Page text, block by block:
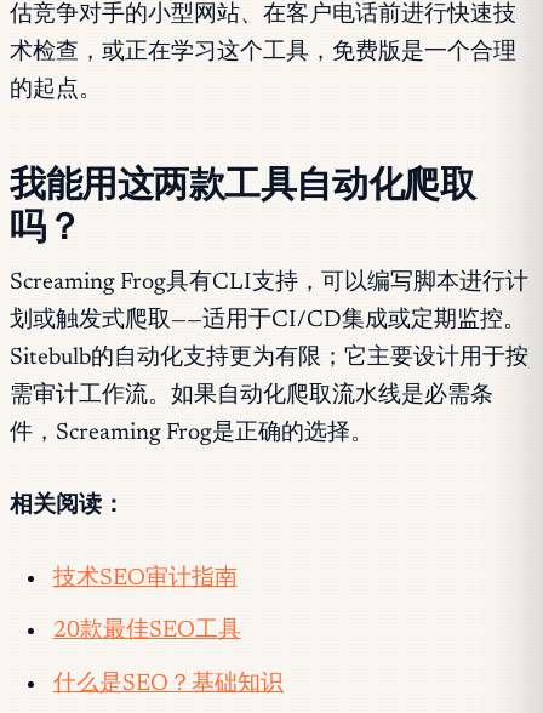
估竞争对手的小型网站、在客户电话前进行快速技
术检查，或正在学习这个工具，免费版是一个合理
的起点。
我能用这两款工具自动化爬取
吗？
Screaming Frog具有CLI支持，可以编写脚本进行计
划或触发式爬取——适用于CI/CD集成或定期监控。
Sitebulb的自动化支持更为有限；它主要设计用于按
需审计工作流。如果自动化爬取流水线是必需条
件，Screaming Frog是正确的选择。
相关阅读：
技术SEO审计指南
20款最佳SEO工具
什么是SEO？基础知识